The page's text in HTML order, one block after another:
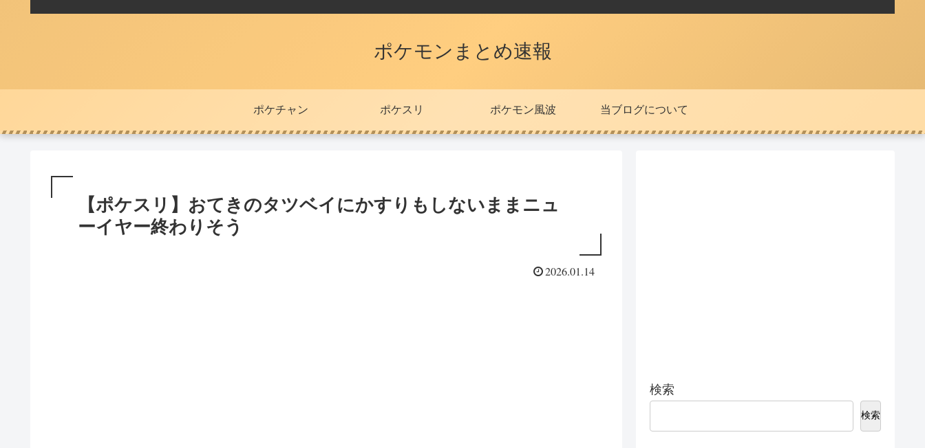
ポケモンまとめ速報
ポケチャン ポケスリ ポケモン風波 当ブログについて
【ポケスリ】おてきのタツベイにかすりもしないままニュ
ーイヤー終わりそう
2026.01.14
検索
検索